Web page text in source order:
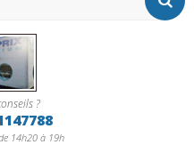
?
14h20 à 19h